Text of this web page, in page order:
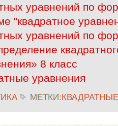
уравнений по
"квадратное
уравнений по
8 класс
уравнения
МЕТКИ: